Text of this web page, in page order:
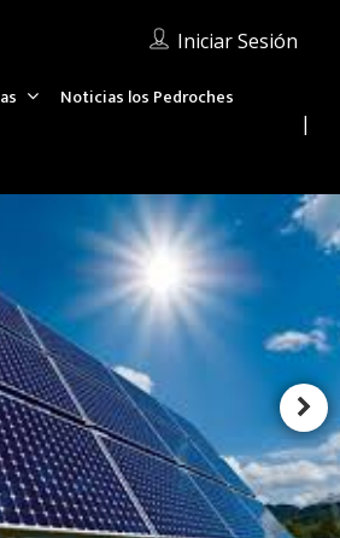
Iniciar Sesión
Noticias los Pedroches